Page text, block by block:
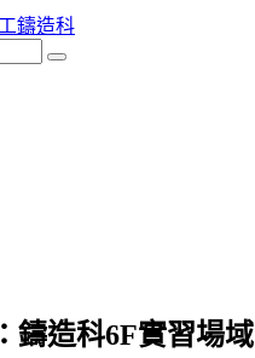
：鑄造科6F實習場域